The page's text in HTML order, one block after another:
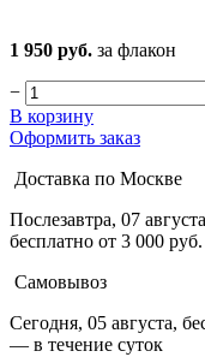
1 950 руб. за флакон
−
В корзину
Оформить заказ
Доставка по Москве
Послезавтра, 07
бесплатно от 3 000 руб.
Самовывоз
Сегодня, 05 августа,
— в течение суток